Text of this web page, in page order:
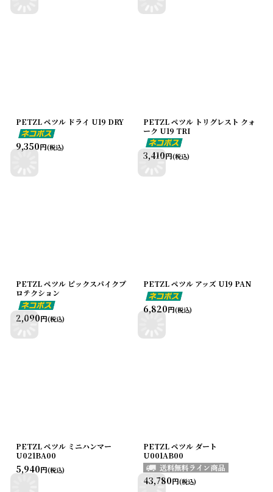
PETZL ペツル ドライ U19 DRY
9,350円(税込)
PETZL ペツル トリグレスト クォ
ーク U19 TRI
3,410円(税込)
PETZL ペツル ピックスパイクプ
ロテクション
2,090円(税込)
PETZL ペツル アッズ U19 PAN
6,820円(税込)
PETZL ペツル ミニハンマー
U021BA00
5,940円(税込)
PETZL ペツル ダート
U001AB00
43,780円(税込)